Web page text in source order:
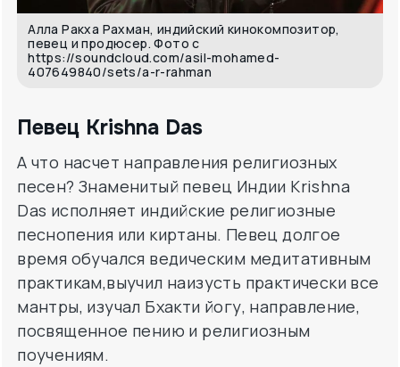
Алла Ракха Рахман, индийский кинокомпозитор,
певец и продюсер. Фото с
https://soundcloud.com/asil-mohamed-
407649840/sets/a-r-rahman
Певец Krishna Das
А что насчет направления религиозных
песен? Знаменитый певец Индии Krishna
Das исполняет индийские религиозные
песнопения или киртаны. Певец долгое
время обучался ведическим медитативным
практикам,выучил наизусть практически все
мантры, изучал Бхакти йогу, направление,
посвященное пению и религиозным
поучениям.